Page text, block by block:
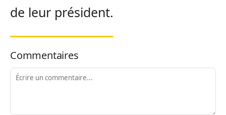
de leur président.
Commentaires